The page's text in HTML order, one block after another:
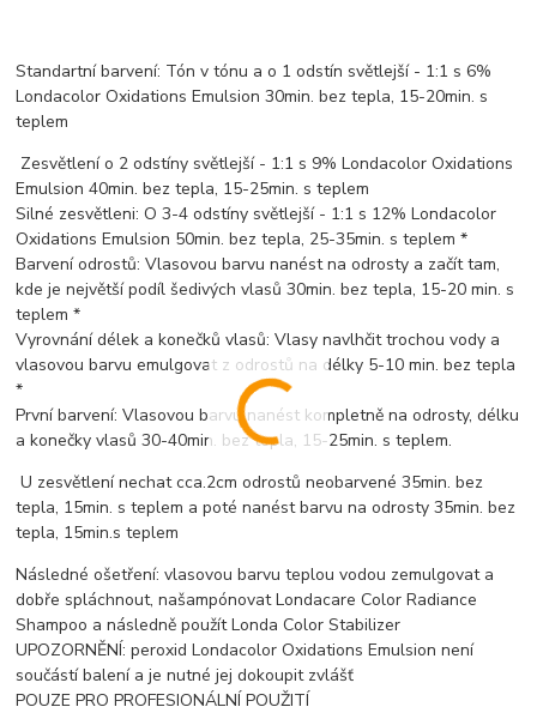
Standartní barvení: Tón v tónu a o 1 odstín světlejší - 1:1 s 6%
Londacolor Oxidations Emulsion 30min. bez tepla, 15-20min. s
teplem
Zesvětlení o 2 odstíny světlejší - 1:1 s 9% Londacolor Oxidations
Emulsion 40min. bez tepla, 15-25min. s teplem
Silné zesvětleni: O 3-4 odstíny světlejší - 1:1 s 12% Londacolor
Oxidations Emulsion 50min. bez tepla, 25-35min. s teplem *
Barvení odrostů: Vlasovou barvu nanést na odrosty a začít tam,
kde je největší podíl šedivých vlasů 30min. bez tepla, 15-20 min. s
teplem *
Vyrovnání délek a konečků vlasů: Vlasy navlhčit trochou vody a
vlasovou barvu emulgovat z odrostů na délky 5-10 min. bez tepla
*
První barvení: Vlasovou barvu nanést kompletně na odrosty, délku
a konečky vlasů 30-40min. bez tepla, 15-25min. s teplem.
U zesvětlení nechat cca.2cm odrostů neobarvené 35min. bez
tepla, 15min. s teplem a poté nanést barvu na odrosty 35min. bez
tepla, 15min.s teplem
Následné ošetření: vlasovou barvu teplou vodou zemulgovat a
dobře spláchnout, našampónovat Londacare Color Radiance
Shampoo a následně použít Londa Color Stabilizer
UPOZORNĚNÍ: peroxid Londacolor Oxidations Emulsion není
součástí balení a je nutné jej dokoupit zvlášť
POUZE PRO PROFESIONÁLNÍ POUŽITÍ